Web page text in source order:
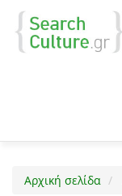
Αρχική σελίδα